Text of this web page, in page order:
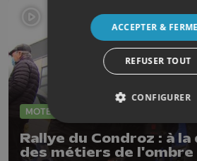
MOTEUR
Rallye du Condroz : à
des métiers de l'ombre
ACCEPTER &
REFUSER TOUT
CONFIGURER